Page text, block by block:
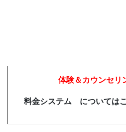
体験＆カウンセリ
料金システム については